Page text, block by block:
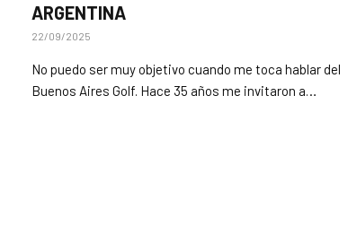
ARGENTINA
22/09/2025
No puedo ser muy objetivo cuando me toca hablar del
Buenos Aires Golf. Hace 35 años me invitaron a…